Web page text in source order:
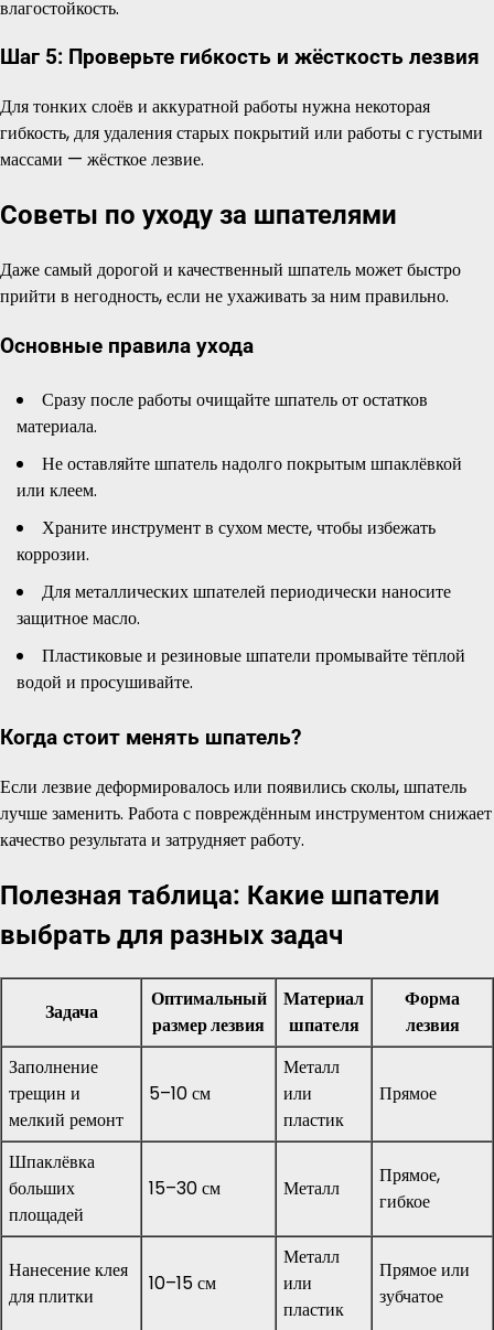
влагостойкость.
Шаг 5: Проверьте гибкость и жёсткость лезвия
Для тонких слоёв и аккуратной работы нужна некоторая
гибкость, для удаления старых покрытий или работы с густыми
массами — жёсткое лезвие.
Советы по уходу за шпателями
Даже самый дорогой и качественный шпатель может быстро
прийти в негодность, если не ухаживать за ним правильно.
Основные правила ухода
Сразу после работы очищайте шпатель от остатков
материала.
Не оставляйте шпатель надолго покрытым шпаклёвкой
или клеем.
Храните инструмент в сухом месте, чтобы избежать
коррозии.
Для металлических шпателей периодически наносите
защитное масло.
Пластиковые и резиновые шпатели промывайте тёплой
водой и просушивайте.
Когда стоит менять шпатель?
Если лезвие деформировалось или появились сколы, шпатель
лучше заменить. Работа с повреждённым инструментом снижает
качество результата и затрудняет работу.
Полезная таблица: Какие шпатели
выбрать для разных задач
Задача
Оптимальный
размер лезвия
Материал
шпателя
Форма
лезвия
Заполнение
трещин и
мелкий ремонт
5–10 см
Металл
или
пластик
Прямое
Шпаклёвка
больших
площадей
15–30 см Металл
Прямое,
гибкое
Нанесение клея
для плитки
10–15 см
Металл
или
пластик
Прямое или
зубчатое